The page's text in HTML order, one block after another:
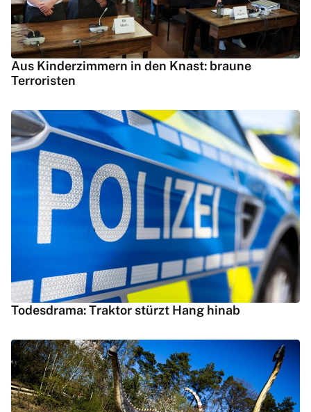
Aus Kinderzimmern in den Knast: braune
Terroristen
Todesdrama: Traktor stürzt Hang hinab